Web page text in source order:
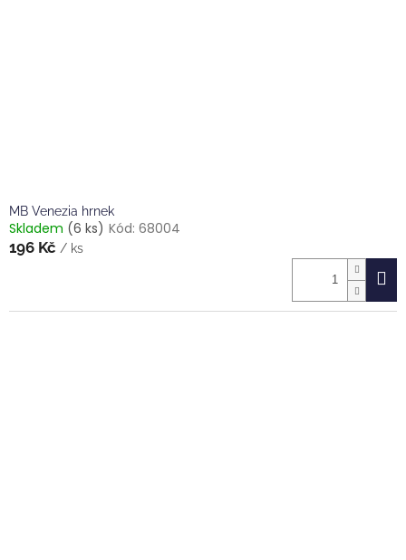
MB Venezia hrnek
Skladem (6 ks) Kód: 68004
196 Kč / ks